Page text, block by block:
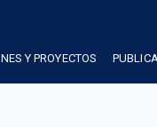
Y PROYECTOS